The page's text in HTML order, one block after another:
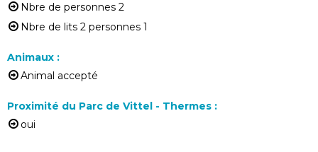
Nbre de personnes 2
Nbre de lits 2 personnes 1
Animaux :
Animal accepté
Proximité du Parc de Vittel - Thermes :
oui